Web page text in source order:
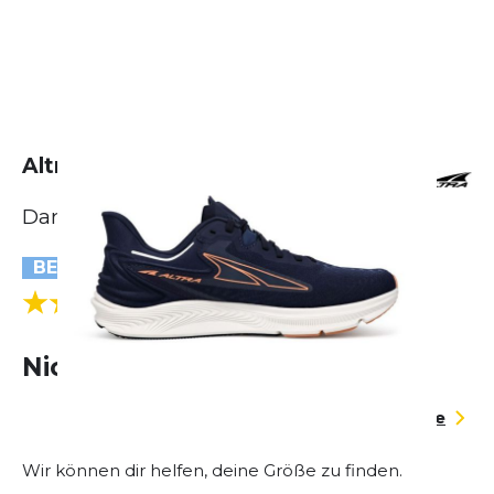
Altra Torin 6
Damen
BESTSELLER
3.0 (1 Bewertungen)
Nicht lieferbar
Größentabelle
Wir können dir helfen, deine Größe zu finden.